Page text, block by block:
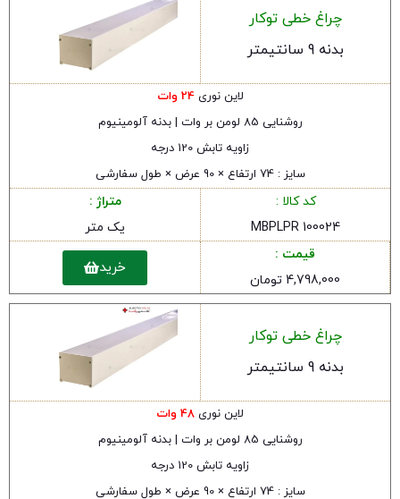
چراغ خطی توکار
بدنه 9 سانتیمتر
لاین نوری24 وات
روشنایی 85 لومن بر وات | بدنه آلومینیوم
زاویه تابش 120 درجه
سایز : 74 ارتفاع × 90 عرض × طول سفارشی
کد کالا :
MBPLPR 100024
متراژ :
یک متر
قیمت :
4,798,000 تومان
خرید
چراغ خطی توکار
بدنه 9 سانتیمتر
لاین نوری 48 وات
روشنایی 85 لومن بر وات | بدنه آلومینیوم
زاویه تابش 120 درجه
سایز : 74 ارتفاع × 90 عرض × طول سفارشی